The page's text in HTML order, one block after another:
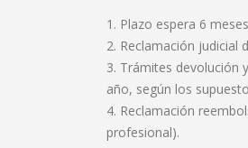
Plazo espera 6
Reclamación judicial
Trámites devolución
año, según los
Reclamación
profesional).